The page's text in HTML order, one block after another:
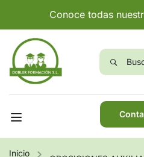
Conoce todas
Inicio